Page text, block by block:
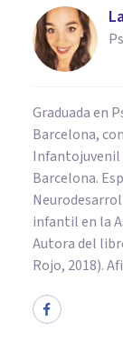
Graduada en
Barcelona,
Infantojuvenil
Barcelona.
infantil en la
Autora del
Rojo, 2018).